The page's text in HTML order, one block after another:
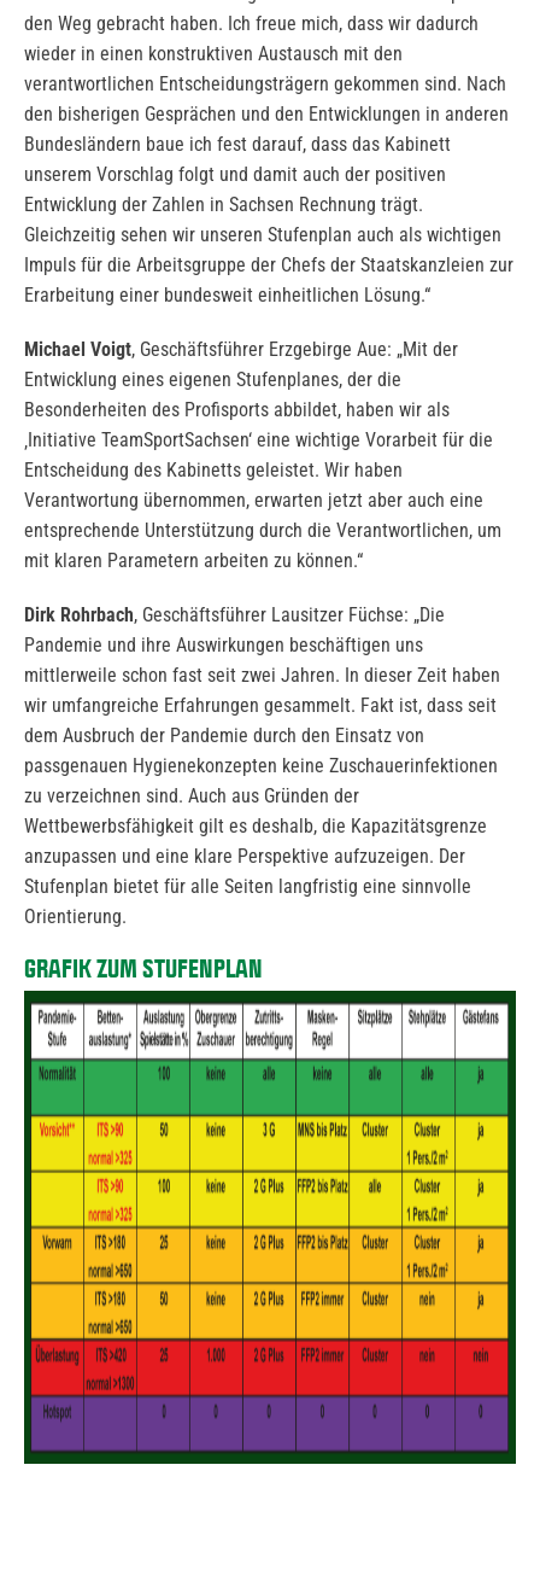
den Weg gebracht haben. Ich freue mich, dass wir dadurch
wieder in einen konstruktiven Austausch mit den
verantwortlichen Entscheidungsträgern gekommen sind. Nach
den bisherigen Gesprächen und den Entwicklungen in anderen
Bundesländern baue ich fest darauf, dass das Kabinett
unserem Vorschlag folgt und damit auch der positiven
Entwicklung der Zahlen in Sachsen Rechnung trägt.
Gleichzeitig sehen wir unseren Stufenplan auch als wichtigen
Impuls für die Arbeitsgruppe der Chefs der Staatskanzleien zur
Erarbeitung einer bundesweit einheitlichen Lösung.“
Michael Voigt, Geschäftsführer Erzgebirge Aue: „Mit der
Entwicklung eines eigenen Stufenplanes, der die
Besonderheiten des Profisports abbildet, haben wir als
‚Initiative TeamSportSachsen‘ eine wichtige Vorarbeit für die
Entscheidung des Kabinetts geleistet. Wir haben
Verantwortung übernommen, erwarten jetzt aber auch eine
entsprechende Unterstützung durch die Verantwortlichen, um
mit klaren Parametern arbeiten zu können.“
Dirk Rohrbach, Geschäftsführer Lausitzer Füchse: „Die
Pandemie und ihre Auswirkungen beschäftigen uns
mittlerweile schon fast seit zwei Jahren. In dieser Zeit haben
wir umfangreiche Erfahrungen gesammelt. Fakt ist, dass seit
dem Ausbruch der Pandemie durch den Einsatz von
passgenauen Hygienekonzepten keine Zuschauerinfektionen
zu verzeichnen sind. Auch aus Gründen der
Wettbewerbsfähigkeit gilt es deshalb, die Kapazitätsgrenze
anzupassen und eine klare Perspektive aufzuzeigen. Der
Stufenplan bietet für alle Seiten langfristig eine sinnvolle
Orientierung.
GRAFIK ZUM STUFENPLAN